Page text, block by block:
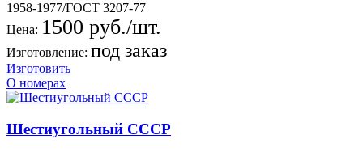
1958-1977/ГОСТ 3207-77
Цена: 1500 руб./шт.
Изготовление: под заказ
Изготовить
О номерах
Шестиугольный СССР